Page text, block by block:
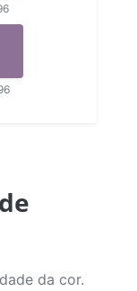
da cor.